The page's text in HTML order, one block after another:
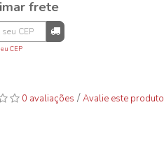
frete
CEP
0 avaliações /Avalie este produto